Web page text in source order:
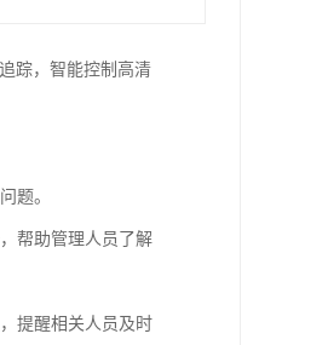
踪，智能控制高清
题。
帮助管理人员了解
提醒相关人员及时